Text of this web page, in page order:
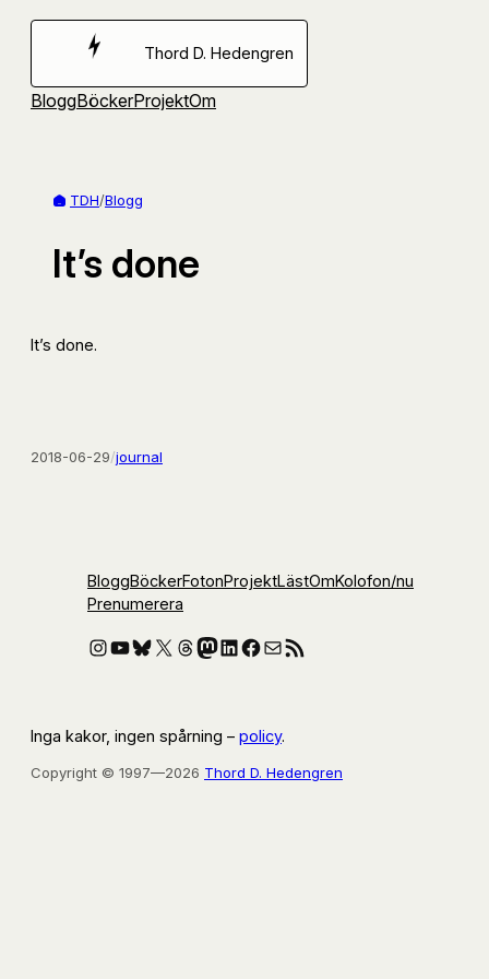
Hoppa
Thord D. Hedengren
BloggBöckerProjektOm
TDH/Blogg
It’s done
It’s done.
2018-06-29/journal
BloggBöckerFotonProjektLästOmKolofon/nu
Prenumerera
Instagram
YouTube
Bluesky
X Threads
Mastodon
LinkedIn
Facebook
E-postRSS-flöde
Inga kakor, ingen spårning – policy.
Copyright © 1997—2026 Thord D. Hedengren